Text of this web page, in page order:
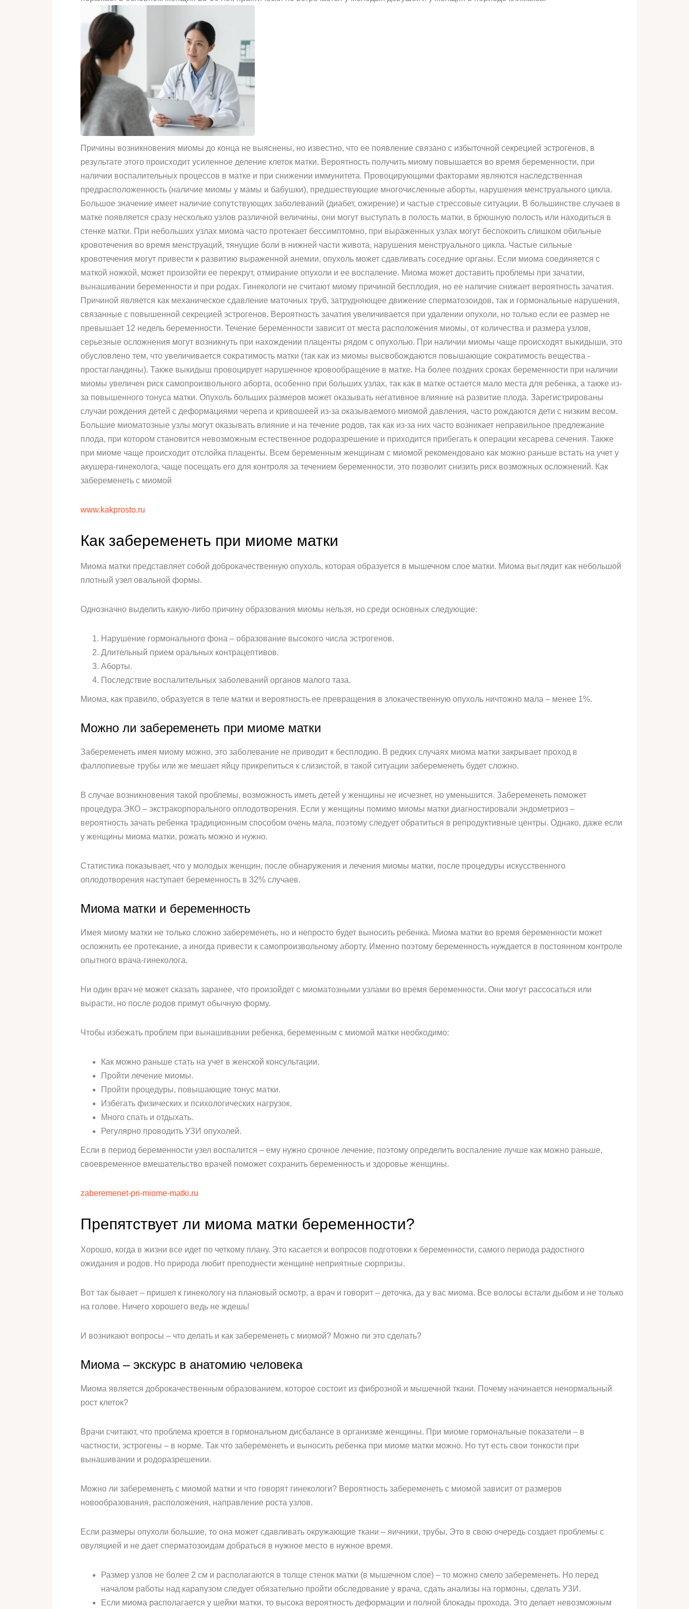
Причины возникновения миомы до конца не выяснены, но известно, что ее появление связано с избыточной секрецией эстрогенов, в
результате этого происходит усиленное деление клеток матки. Вероятность получить миому повышается во время беременности, при
наличии воспалительных процессов в матке и при снижении иммунитета. Провоцирующими факторами являются наследственная
предрасположенность (наличие миомы у мамы и бабушки), предшествующие многочисленные аборты, нарушения менструального цикла.
Большое значение имеет наличие сопутствующих заболеваний (диабет, ожирение) и частые стрессовые ситуации. В большинстве случаев в
матке появляется сразу несколько узлов различной величины, они могут выступать в полость матки, в брюшную полость или находиться в
стенке матки. При небольших узлах миома часто протекает бессимптомно, при выраженных узлах могут беспокоить слишком обильные
кровотечения во время менструаций, тянущие боли в нижней части живота, нарушения менструального цикла. Частые сильные
кровотечения могут привести к развитию выраженной анемии, опухоль может сдавливать соседние органы. Если миома соединяется с
маткой ножкой, может произойти ее перекрут, отмирание опухоли и ее воспаление. Миома может доставить проблемы при зачатии,
вынашивании беременности и при родах. Гинекологи не считают миому причиной бесплодия, но ее наличие снижает вероятность зачатия.
Причиной является как механическое сдавление маточных труб, затрудняющее движение сперматозоидов, так и гормональные нарушения,
связанные с повышенной секрецией эстрогенов. Вероятность зачатия увеличивается при удалении опухоли, но только если ее размер не
превышает 12 недель беременности. Течение беременности зависит от места расположения миомы, от количества и размера узлов,
серьезные осложнения могут возникнуть при нахождении плаценты рядом с опухолью. При наличии миомы чаще происходят выкидыши, это
обусловлено тем, что увеличивается сократимость матки (так как из миомы высвобождаются повышающие сократимость вещества -
простагландины). Также выкидыш провоцирует нарушенное кровообращение в матке. На более поздних сроках беременности при наличии
миомы увеличен риск самопроизвольного аборта, особенно при больших узлах, так как в матке остается мало места для ребенка, а также из-
за повышенного тонуса матки. Опухоль больших размеров может оказывать негативное влияние на развитие плода. Зарегистрированы
случаи рождения детей с деформациями черепа и кривошеей из-за оказываемого миомой давления, часто рождаются дети с низким весом.
Большие миоматозные узлы могут оказывать влияние и на течение родов, так как из-за них часто возникает неправильное предлежание
плода, при котором становится невозможным естественное родоразрешение и приходится прибегать к операции кесарева сечения. Также
при миоме чаще происходит отслойка плаценты. Всем беременным женщинам с миомой рекомендовано как можно раньше встать на учет у
акушера-гинеколога, чаще посещать его для контроля за течением беременности, это позволит снизить риск возможных осложнений. Как
забеременеть с миомой
www.kakprosto.ru
Как забеременеть при миоме матки
Миома матки представляет собой доброкачественную опухоль, которая образуется в мышечном слое матки. Миома выглядит как небольшой
плотный узел овальной формы.
Однозначно выделить какую-либо причину образования миомы нельзя, но среди основных следующие:
Нарушение гормонального фона – образование высокого числа эстрогенов.
Длительный прием оральных контрацептивов.
Аборты.
Последствие воспалительных заболеваний органов малого таза.
Миома, как правило, образуется в теле матки и вероятность ее превращения в злокачественную опухоль ничтожно мала – менее 1%.
Можно ли забеременеть при миоме матки
Забеременеть имея миому можно, это заболевание не приводит к бесплодию. В редких случаях миома матки закрывает проход в
фаллопиевые трубы или же мешает яйцу прикрепиться к слизистой, в такой ситуации забеременеть будет сложно.
В случае возникновения такой проблемы, возможность иметь детей у женщины не исчезнет, но уменьшится. Забеременеть поможет
процедура ЭКО – экстракорпорального оплодотворения. Если у женщины помимо миомы матки диагностировали эндометриоз –
вероятность зачать ребенка традиционным способом очень мала, поэтому следует обратиться в репродуктивные центры. Однако, даже если
у женщины миома матки, рожать можно и нужно.
Статистика показывает, что у молодых женщин, после обнаружения и лечения миомы матки, после процедуры искусственного
оплодотворения наступает беременность в 32% случаев.
Миома матки и беременность
Имея миому матки не только сложно забеременеть, но и непросто будет выносить ребенка. Миома матки во время беременности может
осложнить ее протекание, а иногда привести к самопроизвольному аборту. Именно поэтому беременность нуждается в постоянном контроле
опытного врача-гинеколога.
Ни один врач не может сказать заранее, что произойдет с миоматозными узлами во время беременности. Они могут рассосаться или
вырасти, но после родов примут обычную форму.
Чтобы избежать проблем при вынашивании ребенка, беременным с миомой матки необходимо:
Как можно раньше стать на учет в женской консультации.
Пройти лечение миомы.
Пройти процедуры, повышающие тонус матки.
Избегать физических и психологических нагрузок.
Много спать и отдыхать.
Регулярно проводить УЗИ опухолей.
Если в период беременности узел воспалится – ему нужно срочное лечение, поэтому определить воспаление лучше как можно раньше,
своевременное вмешательство врачей поможет сохранить беременность и здоровье женщины.
zaberemenet-pri-miome-matki.ru
Препятствует ли миома матки беременности?
Хорошо, когда в жизни все идет по четкому плану. Это касается и вопросов подготовки к беременности, самого периода радостного
ожидания и родов. Но природа любит преподнести женщине неприятные сюрпризы.
Вот так бывает – пришел к гинекологу на плановый осмотр, а врач и говорит – деточка, да у вас миома. Все волосы встали дыбом и не только
на голове. Ничего хорошего ведь не ждешь!
И возникают вопросы – что делать и как забеременеть с миомой? Можно ли это сделать?
Миома – экскурс в анатомию человека
Миома является доброкачественным образованием, которое состоит из фиброзной и мышечной ткани. Почему начинается ненормальный
рост клеток?
Врачи считают, что проблема кроется в гормональном дисбалансе в организме женщины. При миоме гормональные показатели – в
частности, эстрогены – в норме. Так что забеременеть и выносить ребенка при миоме матки можно. Но тут есть свои тонкости при
вынашивании и родоразрешении.
Можно ли забеременеть с миомой матки и что говорят гинекологи? Вероятность забеременеть с миомой зависит от размеров
новообразования, расположения, направление роста узлов.
Если размеры опухоли большие, то она может сдавливать окружающие ткани – яичники, трубы. Это в свою очередь создает проблемы с
овуляцией и не дает сперматозоидам добраться в нужное место в нужное время.
Размер узлов не более 2 см и располагаются в толще стенок матки (в мышечном слое) – то можно смело забеременеть. Но перед
началом работы над карапузом следует обязательно пройти обследование у врача, сдать анализы на гормоны, сделать УЗИ.
Если миома располагается у шейки матки, то высока вероятность деформации и полной блокады прохода. Это делает невозможным